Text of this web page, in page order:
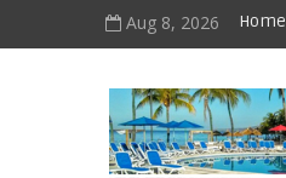
Aug 8, 2026 Home